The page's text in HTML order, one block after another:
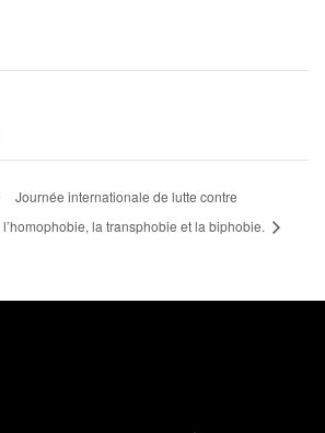
Journée internationale de lutte contre
l’homophobie, la transphobie et la biphobie.